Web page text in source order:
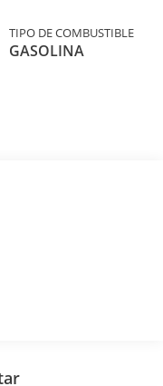
TIPO DE COMBUSTIBLE
GASOLINA